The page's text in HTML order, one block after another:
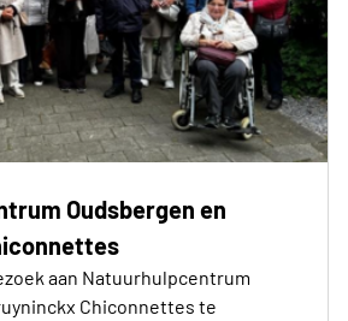
Oudsbergen en
aan Natuurhulpcentrum
Chiconnettes te